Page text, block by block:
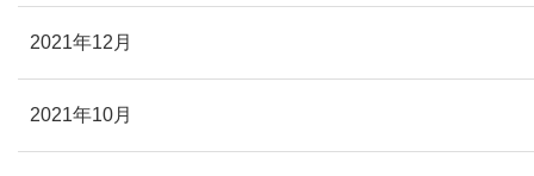
2021年12月
2021年10月